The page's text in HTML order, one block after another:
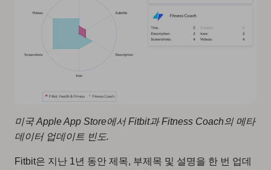
미국 Apple App Store에서 Fitbit과 Fitness Coach의 메타
데이터 업데이트 빈도.
Fitbit은 지난 1년 동안 제목, 부제목 및 설명을 한 번 업데